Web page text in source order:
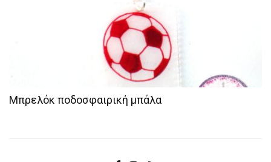
Μπρελόκ ποδοσφαιρική μπάλα